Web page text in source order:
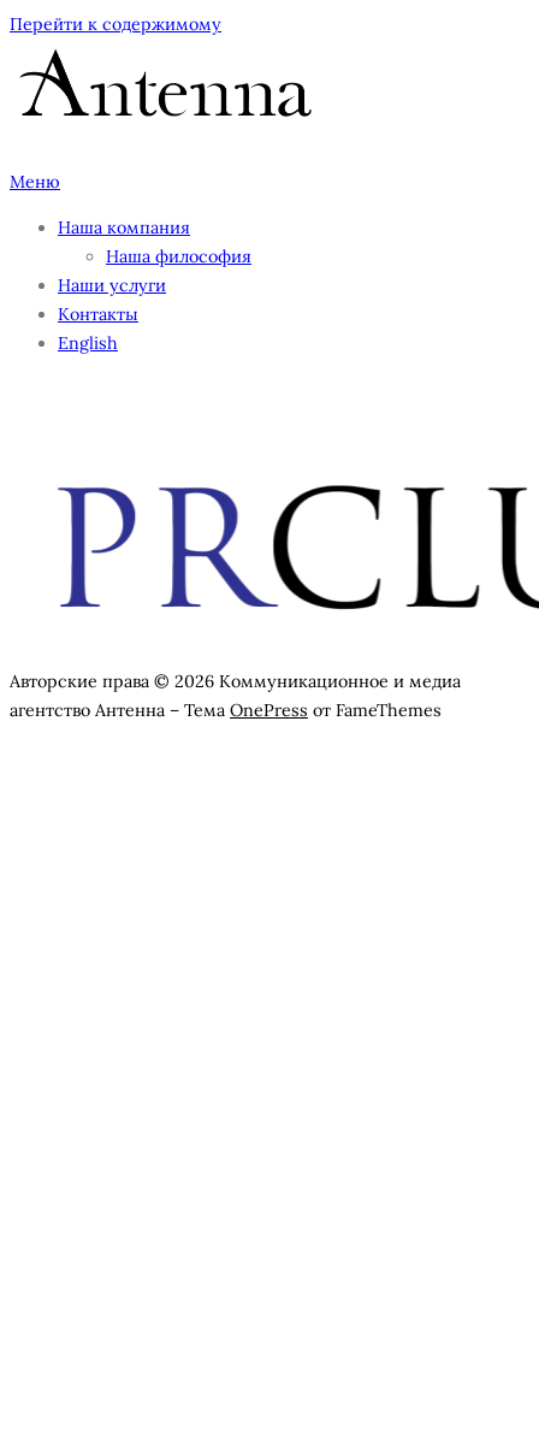
Перейти к содержимому
Меню
Наша компания
Наша философия
Наши услуги
Контакты
English
Авторские права © 2026 Коммуникационное и медиа
агентство Антенна – Тема OnePress от FameThemes